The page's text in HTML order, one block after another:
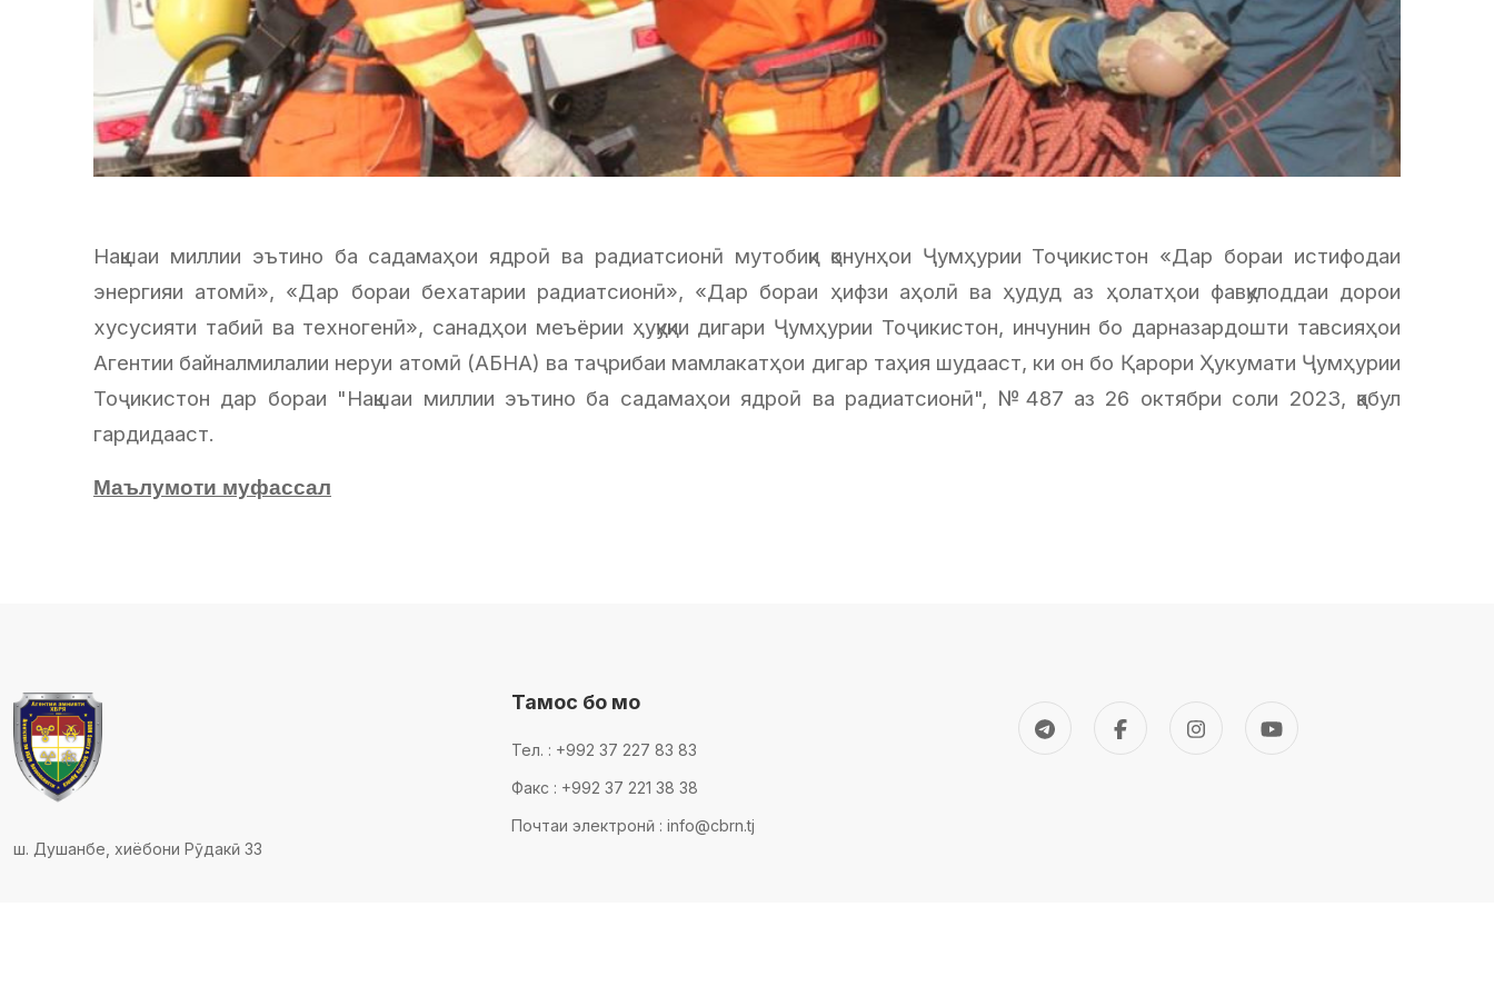
Нақшаи миллии эътино ба садамаҳои ядроӣ ва радиатсионӣ мутобиқи қонунҳои Ҷумҳурии Тоҷикистон «Дар бораи истифодаи
энергияи атомӣ», «Дар бораи бехатарии радиатсионӣ», «Дар бораи ҳифзи аҳолӣ ва ҳудуд аз ҳолатҳои фавқулоддаи дорои
хусусияти табиӣ ва техногенӣ», санадҳои меъёрии ҳуқуқии дигари Ҷумҳурии Тоҷикистон, инчунин бо дарназардошти тавсияҳои
Агентии байналмилалии неруи атомӣ (АБНА) ва таҷрибаи мамлакатҳои дигар таҳия шудааст, ки он бо Қарори Ҳукумати Ҷумҳурии
Тоҷикистон дар бораи "Нақшаи миллии эътино ба садамаҳои ядроӣ ва радиатсионӣ", №487 аз 26 октябри соли 2023, қабул
гардидааст.
Маълумоти муфассал
ш. Душанбе, хиёбони Рӯдакӣ 33
Тамос бо мо
Тел. : +992 37 227 83 83
Факс : +992 37 221 38 38
Почтаи электронӣ : info@cbrn.tj